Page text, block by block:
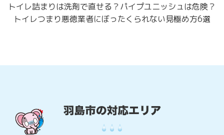
トイレ詰まりは洗剤で直せる？パイプユニッシュは危険？
トイレつまり悪徳業者にぼったくられない見極め方6選